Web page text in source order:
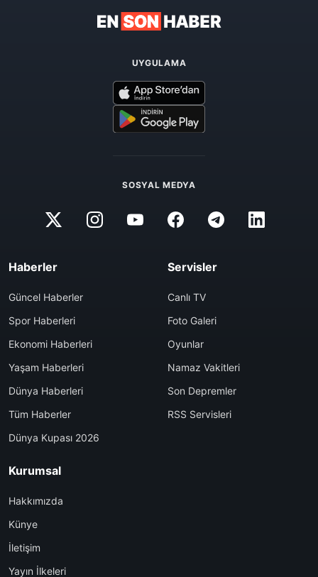
UYGULAMA
SOSYAL MEDYA
Haberler
Güncel Haberler
Spor Haberleri
Ekonomi Haberleri
Yaşam Haberleri
Dünya Haberleri
Tüm Haberler
Dünya Kupası 2026
Servisler
Canlı TV
Foto Galeri
Oyunlar
Namaz Vakitleri
Son Depremler
RSS Servisleri
Kurumsal
Hakkımızda
Künye
İletişim
Yayın İlkeleri